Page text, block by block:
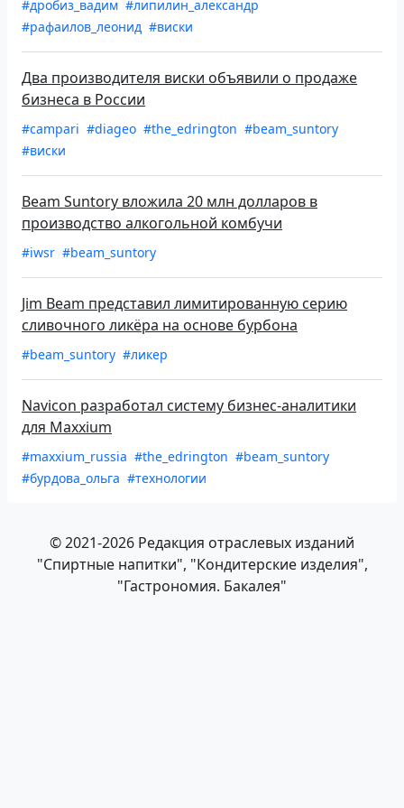
#дробиз_вадим #липилин_александр
#рафаилов_леонид #виски
Два производителя виски объявили о продаже
бизнеса в России
#campari #diageo #the_edrington #beam_suntory
#виски
Beam Suntory вложила 20 млн долларов в
производство алкогольной комбучи
#iwsr #beam_suntory
Jim Beam представил лимитированную серию
сливочного ликёра на основе бурбона
#beam_suntory #ликер
Navicon разработал систему бизнес-аналитики
для Maxxium
#maxxium_russia #the_edrington #beam_suntory
#бурдова_ольга #технологии
© 2021-2026 Редакция отраслевых изданий
"Спиртные напитки", "Кондитерские изделия",
"Гастрономия. Бакалея"